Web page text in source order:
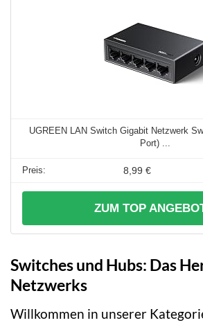
UGREEN LAN Switch Gigabit Netzwerk
Port) ...
8,99 €
ZUM TOP
Switches und Hubs: Das
Netzwerks
Willkommen in unserer